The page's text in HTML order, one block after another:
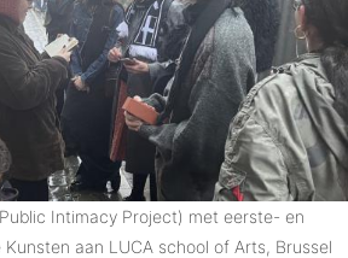
Intimacy Project) met eerste- en
aan LUCA school of Arts, Brussel